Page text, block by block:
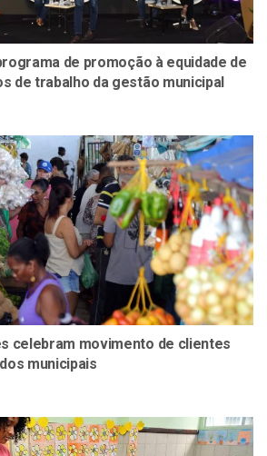
de promoção à equidade de
de trabalho da gestão municipal
celebram movimento de clientes
municipais